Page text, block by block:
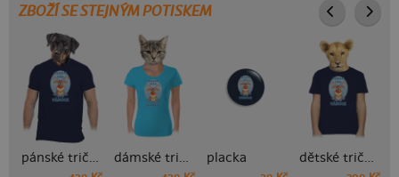
ZBOŽÍ SE STEJNÝM POTISKEM
pánské tričko dámské tričko placka dětské tričko